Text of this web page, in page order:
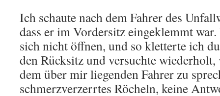
Ich schaute nach dem Fahrer des
dass er im Vordersitz eingeklemmt
sich nicht öffnen, und so kletterte ich
den Rücksitz und versuchte
dem über mir liegenden Fahrer zu
schmerzverzerrtes Röcheln, keine